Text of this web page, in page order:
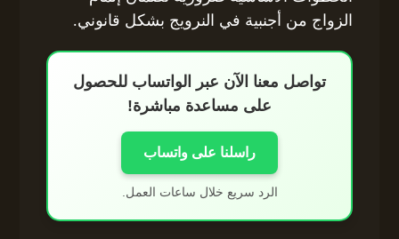
الزواج من أجنبية في النرويج بشكل قانوني.
تواصل معنا الآن عبر الواتساب للحصول
على مساعدة مباشرة!
راسلنا على واتساب
الرد سريع خلال ساعات العمل.